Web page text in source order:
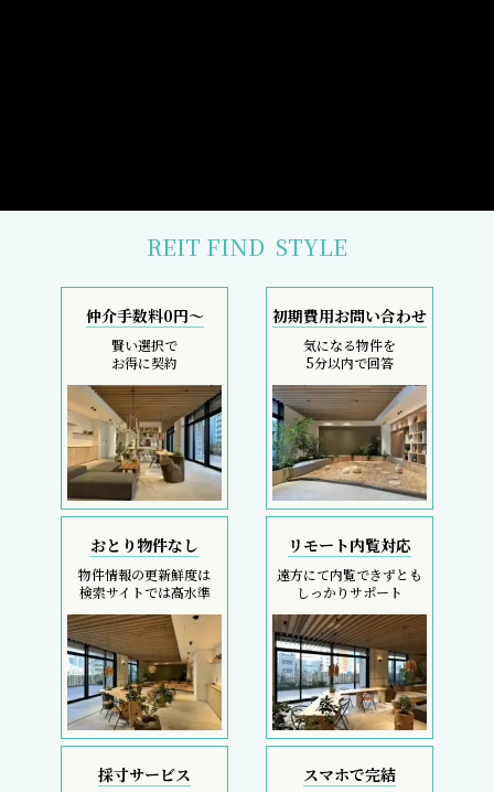
REIT FIND STYLE
仲介手数料0円～
賢い選択で
お得に契約
初期費用お問い合わせ
気になる物件を
5分以内で回答
おとり物件なし
物件情報の更新鮮度は
検索サイトでは高水準
リモート内覧対応
遠方にて内覧できずとも
しっかりサポート
採寸サービス スマホで完結